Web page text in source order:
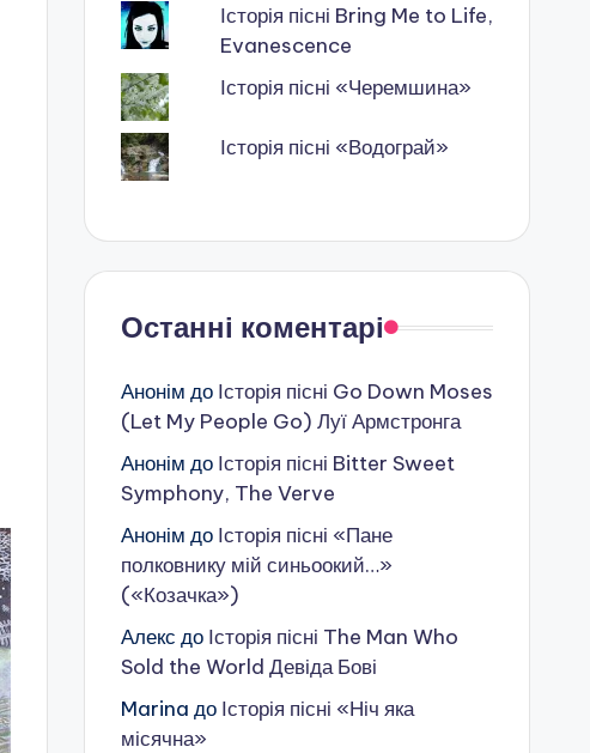
Історія пісні Bring Me to Life,
Evanescence
Історія пісні «Черемшина»
Історія пісні «Водограй»
Останні коментарі
Анонім до Історія пісні Go Down Moses
(Let My People Go) Луї Армстронга
Анонім до Історія пісні Bitter Sweet
Symphony, The Verve
Анонім до Історія пісні «Пане
полковнику мій синьоокий…»
(«Козачка»)
Алекс до Історія пісні The Man Who
Sold the World Девіда Бові
Marina до Історія пісні «Ніч яка
місячна»